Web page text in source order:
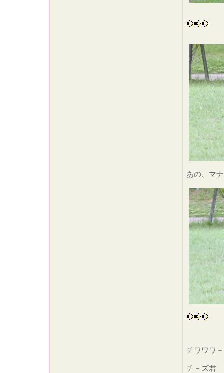
あの、マ
チワワワ
チ－ズ君